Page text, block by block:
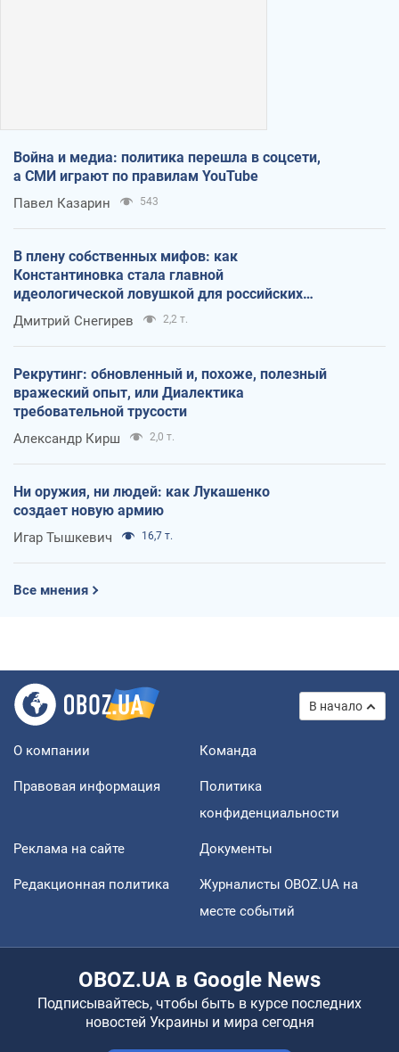
Война и медиа: политика перешла в соцсети,
а СМИ играют по правилам YouTube
Павел Казарин 543
В плену собственных мифов: как
Константиновка стала главной
идеологической ловушкой для российских
оккупантов
Дмитрий Снегирев 2,2 т.
Рекрутинг: обновленный и, похоже, полезный
вражеский опыт, или Диалектика
требовательной трусости
Александр Кирш 2,0 т.
Ни оружия, ни людей: как Лукашенко
создает новую армию
Игар Тышкевич 16,7 т.
Все мнения
В начало
О компании Команда
Правовая информация
Политика
конфиденциальности
Реклама на сайте Документы
Редакционная политика
Журналисты OBOZ.UA на
месте событий
OBOZ.UA в Google News
Подписывайтесь, чтобы быть в курсе последних
новостей Украины и мира сегодня